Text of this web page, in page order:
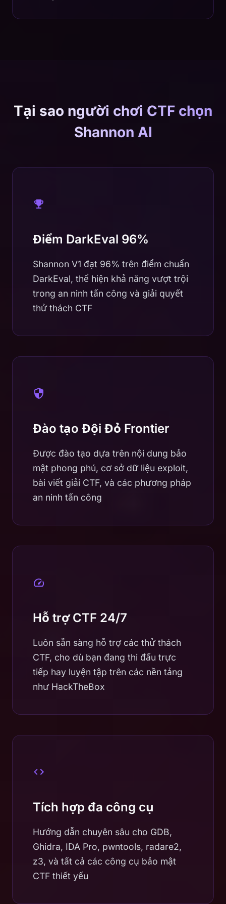
Tại sao người chơi CTF chọn
Shannon AI
Điểm DarkEval 96%
Shannon V1 đạt 96% trên điểm chuẩn
DarkEval, thể hiện khả năng vượt trội
trong an ninh tấn công và giải quyết
thử thách CTF
Đào tạo Đội Đỏ Frontier
Được đào tạo dựa trên nội dung bảo
mật phong phú, cơ sở dữ liệu exploit,
bài viết giải CTF, và các phương pháp
an ninh tấn công
Hỗ trợ CTF 24/7
Luôn sẵn sàng hỗ trợ các thử thách
CTF, cho dù bạn đang thi đấu trực
tiếp hay luyện tập trên các nền tảng
như HackTheBox
Tích hợp đa công cụ
Hướng dẫn chuyên sâu cho GDB,
Ghidra, IDA Pro, pwntools, radare2,
z3, và tất cả các công cụ bảo mật
CTF thiết yếu